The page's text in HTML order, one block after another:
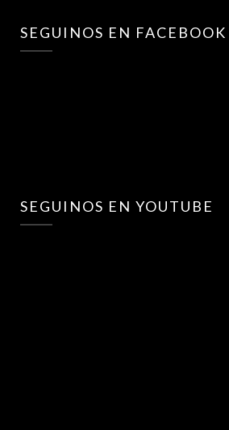
SEGUINOS EN FACEBOOK
SEGUINOS EN YOUTUBE